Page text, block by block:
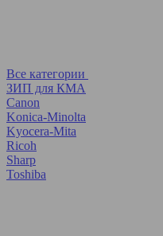
Все категории
ЗИП для КМА
Canon
Konica-Minolta
Kyocera-Mita
Ricoh
Sharp
Toshiba